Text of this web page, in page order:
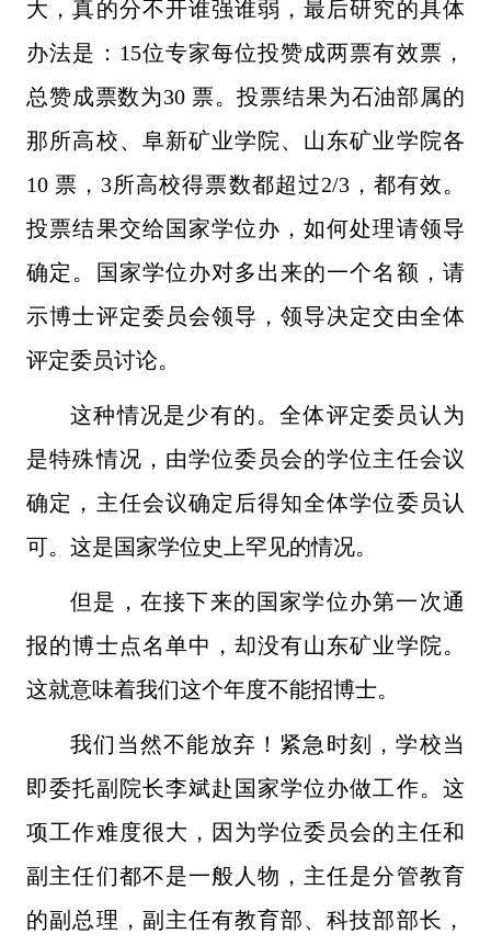
大，真的分不开谁强谁弱，最后研究的具体
办法是：15位专家每位投赞成两票有效票，
总赞成票数为30 票。投票结果为石油部属的
那所高校、阜新矿业学院、山东矿业学院各
10 票，3所高校得票数都超过2/3，都有效。
投票结果交给国家学位办，如何处理请领导
确定。国家学位办对多出来的一个名额，请
示博士评定委员会领导，领导决定交由全体
评定委员讨论。
这种情况是少有的。全体评定委员认为
是特殊情况，由学位委员会的学位主任会议
确定，主任会议确定后得知全体学位委员认
可。这是国家学位史上罕见的情况。
但是，在接下来的国家学位办第一次通
报的博士点名单中，却没有山东矿业学院。
这就意味着我们这个年度不能招博士。
我们当然不能放弃！紧急时刻，学校当
即委托副院长李斌赴国家学位办做工作。这
项工作难度很大，因为学位委员会的主任和
副主任们都不是一般人物，主任是分管教育
的副总理，副主任有教育部、科技部部长，